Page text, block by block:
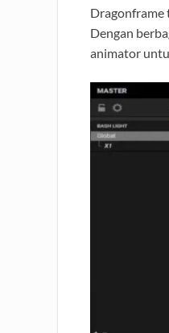
Dragonframe
Dengan
animator